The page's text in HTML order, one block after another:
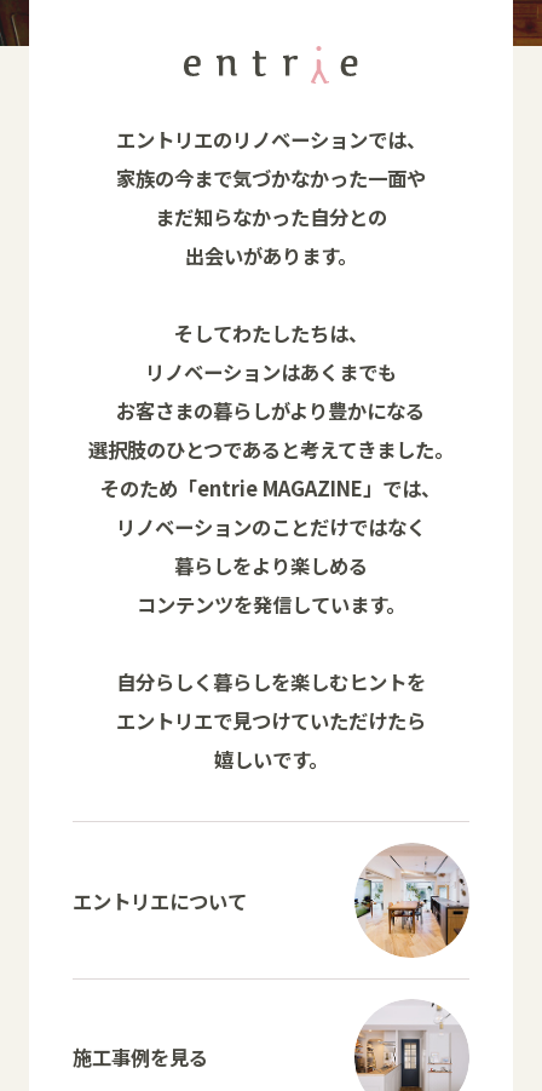
エントリエのリノベーションでは、
家族の今まで気づかなかった一面や
まだ知らなかった自分との
出会いがあります。
そしてわたしたちは、
リノベーションはあくまでも
お客さまの暮らしがより豊かになる
選択肢のひとつであると考えてきました。
そのため「entrie MAGAZINE」では、
リノベーションのことだけではなく
暮らしをより楽しめる
コンテンツを発信しています。
自分らしく暮らしを楽しむヒントを
エントリエで見つけていただけたら
嬉しいです。
エントリエについて
施工事例を見る